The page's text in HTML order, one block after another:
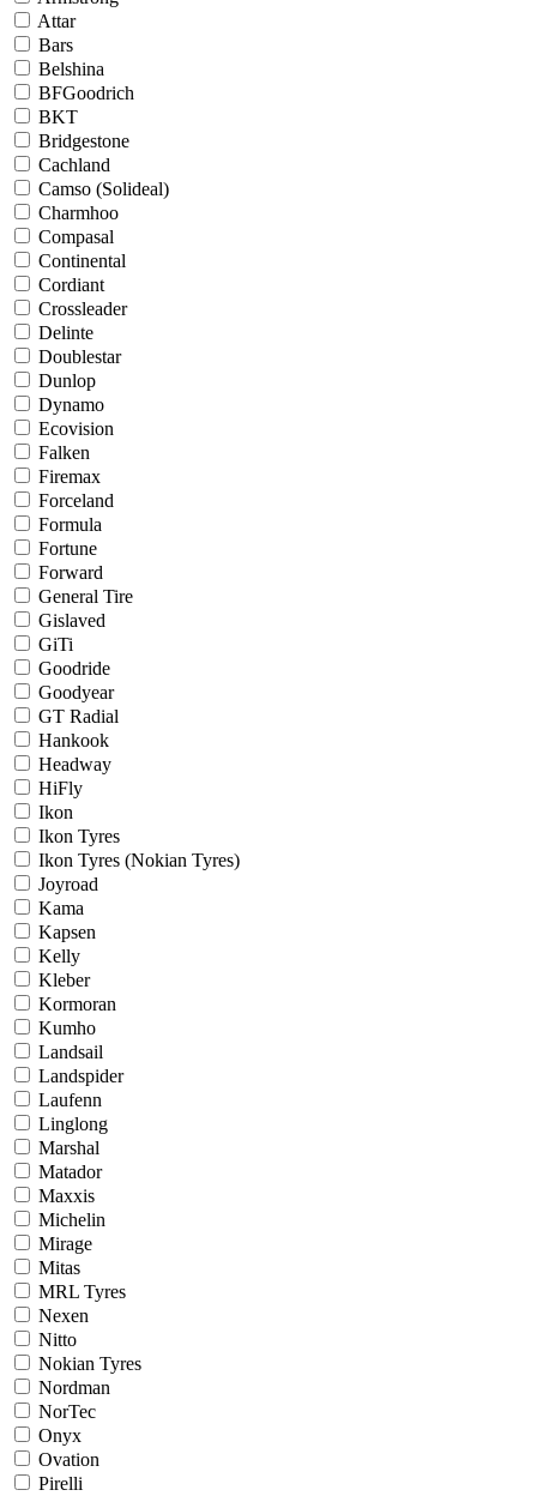
Attar
Bars
Belshina
BFGoodrich
BKT
Bridgestone
Cachland
Camso (Solideal)
Charmhoo
Compasal
Continental
Cordiant
Crossleader
Delinte
Doublestar
Dunlop
Dynamo
Ecovision
Falken
Firemax
Forceland
Formula
Fortune
Forward
General Tire
Gislaved
GiTi
Goodride
Goodyear
GT Radial
Hankook
Headway
HiFly
Ikon
Ikon Tyres
Ikon Tyres (Nokian Tyres)
Joyroad
Kama
Kapsen
Kelly
Kleber
Kormoran
Kumho
Landsail
Landspider
Laufenn
Linglong
Marshal
Matador
Maxxis
Michelin
Mirage
Mitas
MRL Tyres
Nexen
Nitto
Nokian Tyres
Nordman
NorTec
Onyx
Ovation
Pirelli